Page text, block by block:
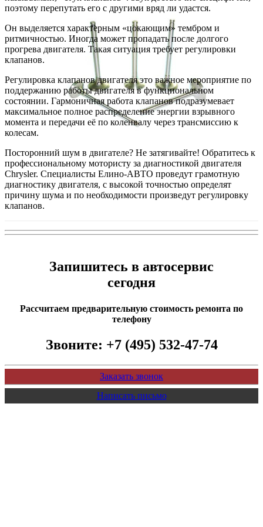
поэтому перепутать его с другими вряд ли удастся.
Он выделяется характерным «цокающим» тембром и
ритмичностью. Иногда может пропадать после долгого
прогрева двигателя. Такая ситуация требует регулировки
клапанов.
Регулировка клапанов двигателя это важное мероприятие по
поддержанию работы двигателя в функциональном
состоянии. Гармоничная работа клапанов подразумевает
максимальное полное распределение энергии взрывного
момента и передачи её по коленвалу через трансмиссию к
колесам.
Посторонний шум в двигателе? Не затягивайте! Обратитесь к
профессиональному мотористу за диагностикой двигателя
Chrysler. Специалисты Елино-АВТО проведут грамотную
диагностику двигателя, с высокой точностью определят
причину шума и по необходимости произведут регулировку
клапанов.
Запишитесь в автосервис
сегодня
Рассчитаем предварительную стоимость ремонта по
телефону
Звоните: +7 (495) 532-47-74
Заказать звонок
Написать письмо